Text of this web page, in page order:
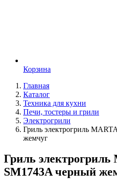
Корзина
Главная
Каталог
Техника для кухни
Печи, тостеры и грили
Электрогрили
Гриль электрогриль
жемчуг
Гриль
SM1743A черный